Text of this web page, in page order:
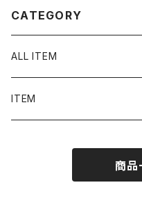
CATEGORY
ALL ITEM
ITEM
シャツ／ブラウス
商品